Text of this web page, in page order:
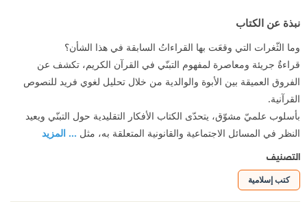
نبذة عن الكتاب
وما الثّغرات التي وقعَت بها القراءاتُ السابقة في هذا الشأن؟
قراءةٌ جريئة ومعاصرة لمفهوم التبنّي في القرآن الكريم، تكشف عن
الفروق العميقة بين الأبوة والوالدية من خلال تحليل لغوي فريد للنصوص
القرآنية.
بأسلوب علميّ مشوّق، يتحدّى الكتاب الأفكار التقليدية حول التبنّي ويعيد
النظر في المسائل الاجتماعية والقانونية المتعلقة به، مثل ... المزيد
التصنيف
كتب إسلامية